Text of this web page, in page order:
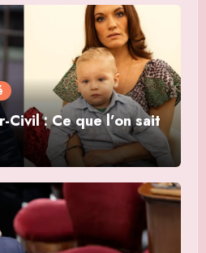
Civil : Ce que l’on sait